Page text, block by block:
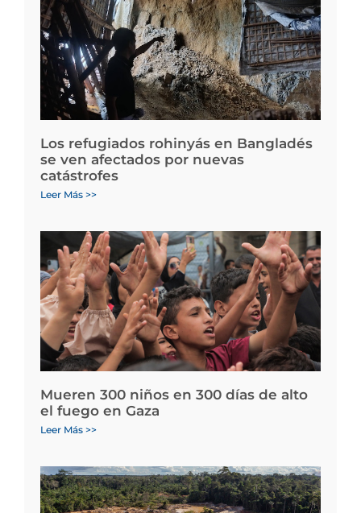
Los refugiados rohinyás en Bangladés
se ven afectados por nuevas
catástrofes
Leer Más >>
Mueren 300 niños en 300 días de alto
el fuego en Gaza
Leer Más >>